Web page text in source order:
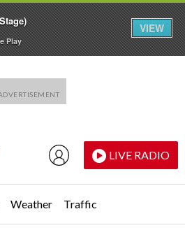
LIVE RADIO
Weather Traffic
Play
VIEW